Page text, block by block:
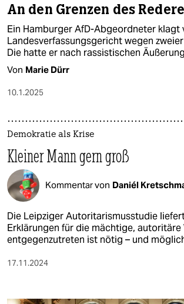
An den Grenzen des
Ein Hamburger AfD-Abgeordneter klagt
Landesverfassungsgericht wegen
Die hatte er nach rassistischen
Von Marie Dürr
10.1.2025
Demokratie als Krise
Kleiner Mann gern groß
Kommentar von Daniél
Die Leipziger Autoritarismusstudie
Erklärungen für die mächtige, autoritäre
entgegenzutreten ist nötig – und
17.11.2024